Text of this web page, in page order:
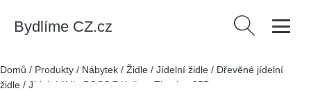
Bydlíme CZ.cz Vyhledávání
Domů / Produkty / Nábytek / Židle / Jídelní židle / Dřevěné jídelní
židle / Jídelní židle BOSS 7 Kaštan Tkanina 25B